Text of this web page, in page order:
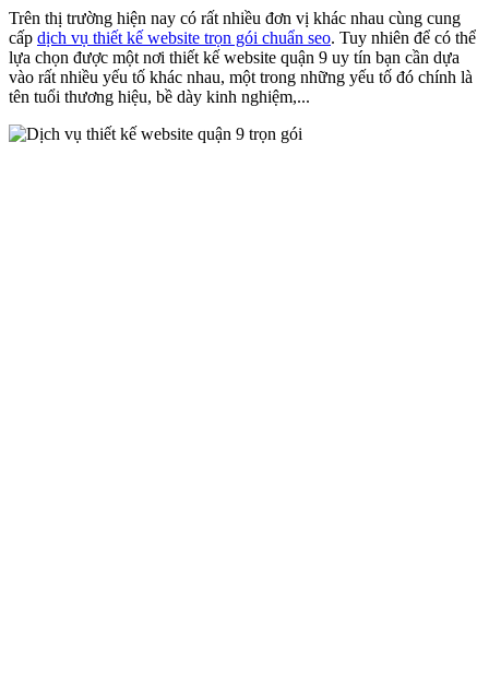
Trên thị trường hiện nay có rất nhiều đơn vị khác nhau cùng cung
cấp dịch vụ thiết kế website trọn gói chuẩn seo. Tuy nhiên để có thể
lựa chọn được một nơi thiết kế website quận 9 uy tín bạn cần dựa
vào rất nhiều yếu tố khác nhau, một trong những yếu tố đó chính là
tên tuổi thương hiệu, bề dày kinh nghiệm,...